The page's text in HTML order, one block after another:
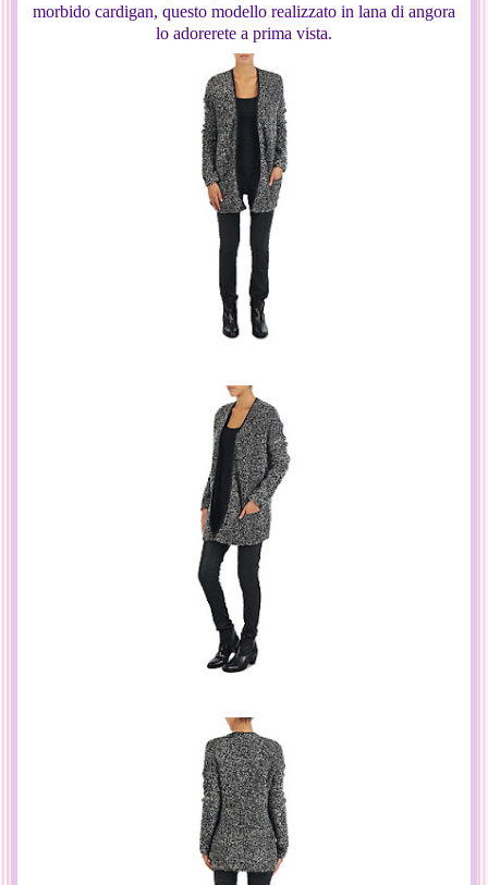
morbido cardigan, questo modello realizzato in lana di angora
lo adorerete a prima vista.